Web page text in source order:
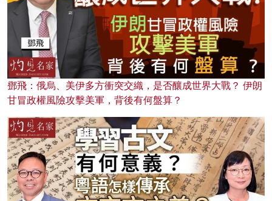
鄧飛：俄烏、美伊多方衝突交織，是否釀成世界大戰？ 伊朗
甘冒政權風險攻擊美軍，背後有何盤算？